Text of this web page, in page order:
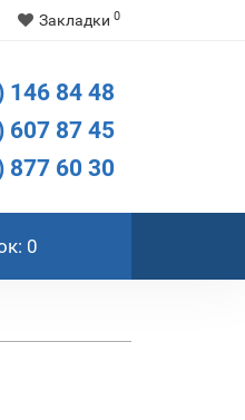
Закладки 0
146 84 48
607 87 45
877 60 30
: 0